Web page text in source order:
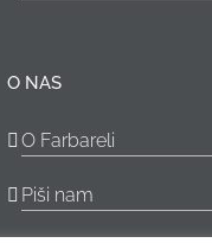
O NAS
O Farbareli
Piši nam